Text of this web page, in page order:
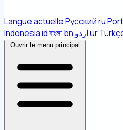
Langue actuelleРусскийru
Indonesiaidবাংলাbn اردوur
Ouvrir le menu principal